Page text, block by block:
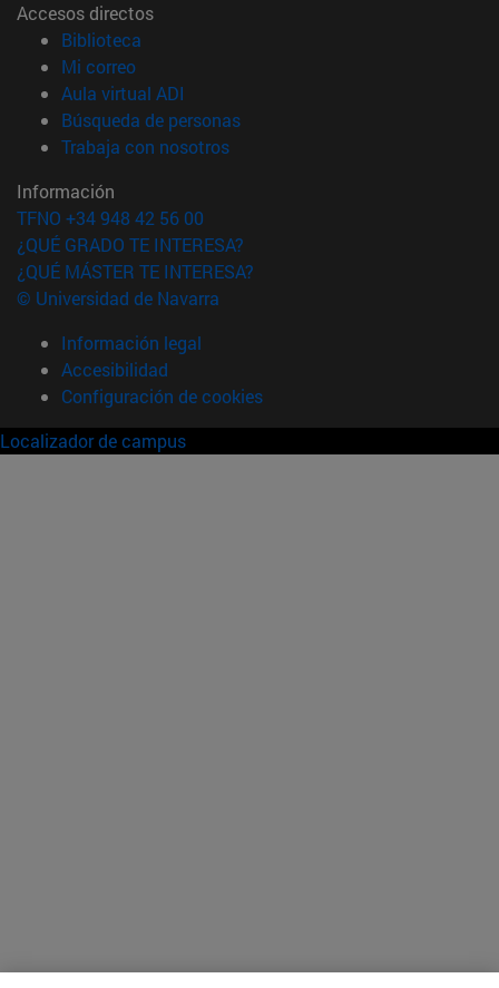
Accesos directos
Biblioteca
Mi correo(abre en nueva ventana)
Aula virtual ADI
Búsqueda de personas(abre en nueva ventana)
Trabaja con nosotros(abre en nueva ventana)
Información
TFNO +34 948 42 56 00
¿QUÉ GRADO TE INTERESA?
¿QUÉ MÁSTER TE INTERESA?
© Universidad de Navarra
Información legal
Accesibilidad
Configuración de cookies
Localizador de campus